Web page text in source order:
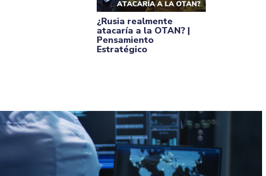
¿Rusia realmente
atacaría a la OTAN? |
Pensamiento
Estratégico